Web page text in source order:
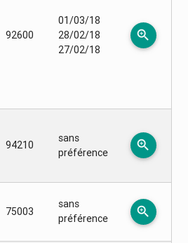
92600
01/03/18
28/02/18
27/02/18
zoom_in
94210
sans
préférence
zoom_in
75003
sans
préférence
zoom_in